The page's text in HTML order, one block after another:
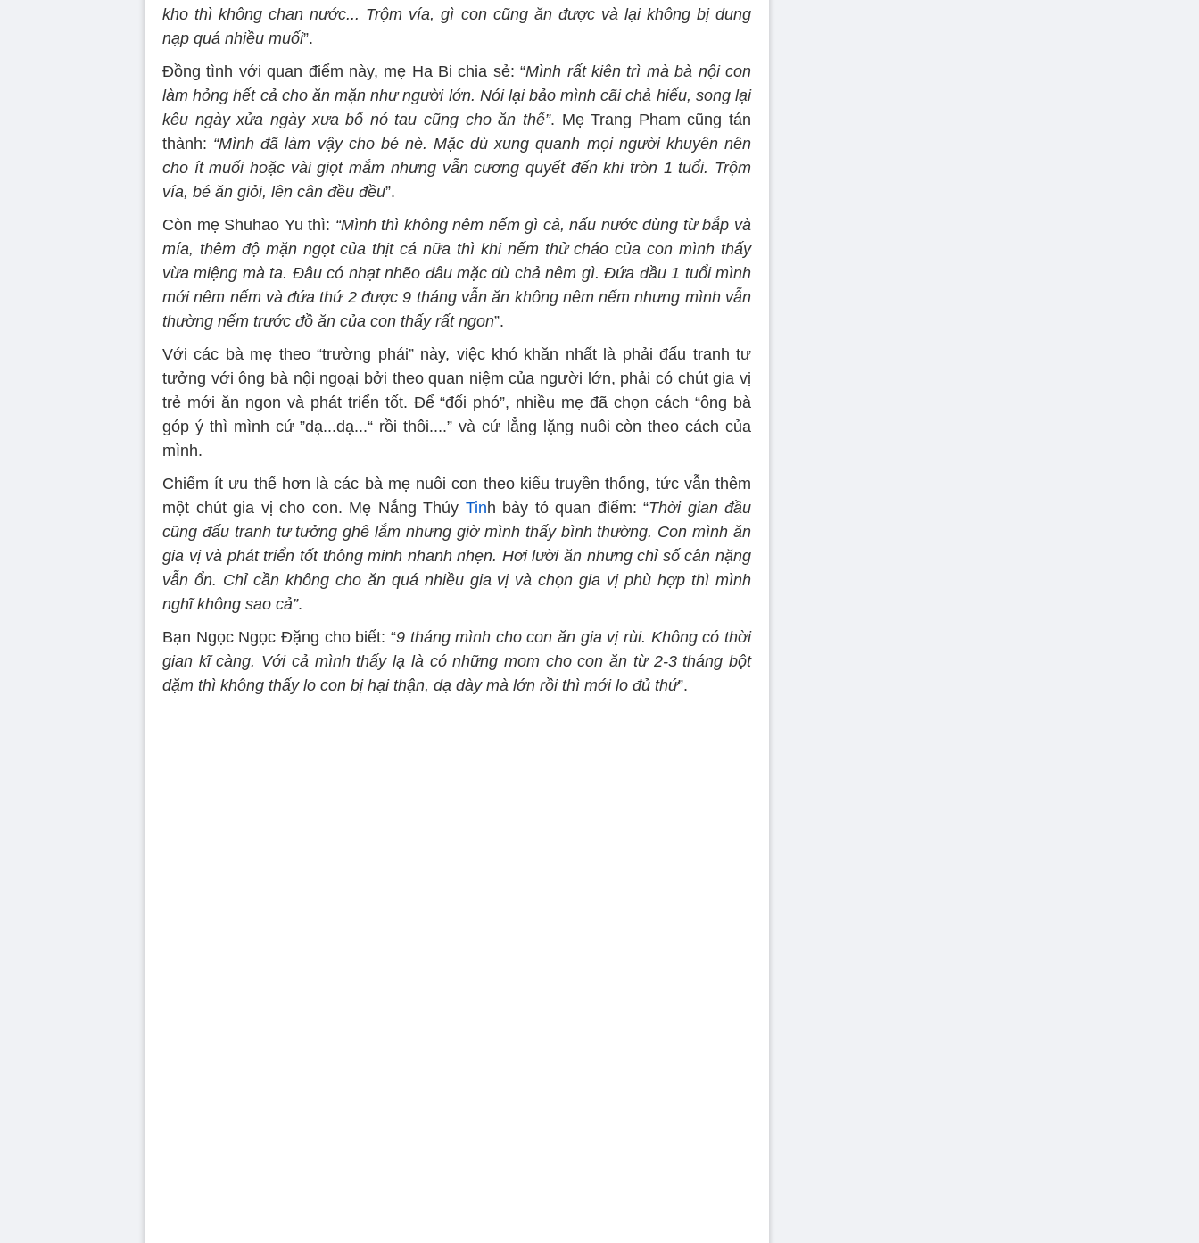
kho thì không chan nước... Trộm vía, gì con cũng ăn được và lại không bị dung
nạp quá nhiều muối”.
Đồng tình với quan điểm này, mẹ Ha Bi chia sẻ: “Mình rất kiên trì mà bà nội con
làm hỏng hết cả cho ăn mặn như người lớn. Nói lại bảo mình cãi chả hiểu, song lại
kêu ngày xửa ngày xưa bố nó tau cũng cho ăn thế”. Mẹ Trang Pham cũng tán
thành: “Mình đã làm vậy cho bé nè. Mặc dù xung quanh mọi người khuyên nên
cho ít muối hoặc vài giọt mắm nhưng vẫn cương quyết đến khi tròn 1 tuổi. Trộm
vía, bé ăn giỏi, lên cân đều đều”.
Còn mẹ Shuhao Yu thì: “Mình thì không nêm nếm gì cả, nấu nước dùng từ bắp và
mía, thêm độ mặn ngọt của thịt cá nữa thì khi nếm thử cháo của con mình thấy
vừa miệng mà ta. Đâu có nhạt nhẽo đâu mặc dù chả nêm gì. Đứa đầu 1 tuổi mình
mới nêm nếm và đứa thứ 2 được 9 tháng vẫn ăn không nêm nếm nhưng mình vẫn
thường nếm trước đồ ăn của con thấy rất ngon”.
Với các bà mẹ theo “trường phái” này, việc khó khăn nhất là phải đấu tranh tư
tưởng với ông bà nội ngoại bởi theo quan niệm của người lớn, phải có chút gia vị
trẻ mới ăn ngon và phát triển tốt. Để “đối phó”, nhiều mẹ đã chọn cách “ông bà
góp ý thì mình cứ ”dạ...dạ...“ rồi thôi....” và cứ lẳng lặng nuôi còn theo cách của
mình.
Chiếm ít ưu thế hơn là các bà mẹ nuôi con theo kiểu truyền thống, tức vẫn thêm
một chút gia vị cho con. Mẹ Nắng Thủy Tinh bày tỏ quan điểm: “Thời gian đầu
cũng đấu tranh tư tưởng ghê lắm nhưng giờ mình thấy bình thường. Con mình ăn
gia vị và phát triển tốt thông minh nhanh nhẹn. Hơi lười ăn nhưng chỉ số cân nặng
vẫn ổn. Chỉ cần không cho ăn quá nhiều gia vị và chọn gia vị phù hợp thì mình
nghĩ không sao cả”.
Bạn Ngọc Ngọc Đặng cho biết: “9 tháng mình cho con ăn gia vị rùi. Không có thời
gian kĩ càng. Với cả mình thấy lạ là có những mom cho con ăn từ 2-3 tháng bột
dặm thì không thấy lo con bị hại thận, dạ dày mà lớn rồi thì mới lo đủ thứ”.